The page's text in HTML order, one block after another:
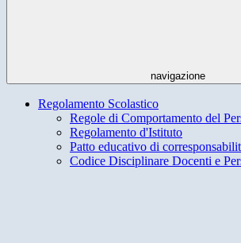
navigazione
Regolamento Scolastico
Regole di Comportamento del
Regolamento d'Istituto
Patto educativo di
Codice Disciplinare Docenti e